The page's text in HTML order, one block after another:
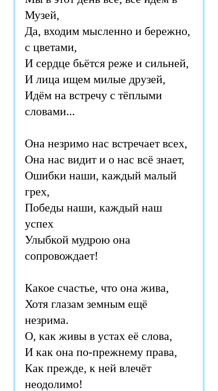
Музей,
Да, входим мысленно и бережно,
с цветами,
И сердце бьётся реже и сильней,
И лица ищем милые друзей,
Идём на встречу с тёплыми
словами...
Она незримо нас встречает всех,
Она нас видит и о нас всё знает,
Ошибки наши, каждый малый
грех,
Победы наши, каждый наш
успех
Улыбкой мудрою она
сопровождает!
Какое счастье, что она жива,
Хотя глазам земным ещё
незрима.
О, как живы в устах её слова,
И как она по-прежнему права,
Как прежде, к ней влечёт
неодолимо!